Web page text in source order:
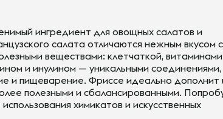
ингредиент для овощных салатов и
салата отличаются нежным вкусом с
веществами: клетчаткой,
и инулином — уникальными соединениями,
и пищеварение. Фриссе идеально дополнит
полезными и сбалансированными.
химикатов и искусственных